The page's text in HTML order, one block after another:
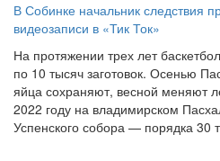
В Собинке начальник следствия
видеозаписи в «Тик Ток»
На протяжении трех лет
по 10 тысяч заготовок. Осенью
яйца сохраняют, весной меняют
2022 году на владимирском
Успенского собора — порядка 30